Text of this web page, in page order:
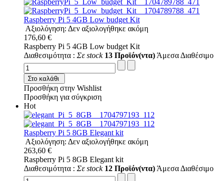
Raspberry Pi 5 4GB Low budget Kit
Αξιολόγηση: Δεν αξιολογήθηκε ακόμη
176,60 €
Raspberry Pi 5 4GB Low budget Kit
Διαθεσιμότητα : Σε stock 13 Προϊόν(ντα) Άμεσα Διαθέσιμο
Στο καλάθι
Προσθήκη στην Wishlist
Προσθήκη για σύγκριση
Hot
Raspberry Pi 5 8GB Elegant kit
Αξιολόγηση: Δεν αξιολογήθηκε ακόμη
263,60 €
Raspberry Pi 5 8GB Elegant kit
Διαθεσιμότητα : Σε stock 12 Προϊόν(ντα) Άμεσα Διαθέσιμο